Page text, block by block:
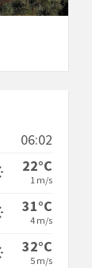
06:02
22°C
1 m/s
31°C
4 m/s
32°C
5 m/s